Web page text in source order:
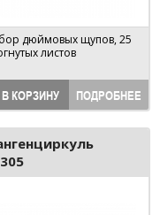
дюймовых щупов, 25
листов
В КОРЗИНУ ПОДРОБНЕЕ